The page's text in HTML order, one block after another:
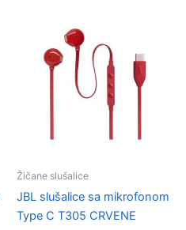
Žičane slušalice
JBL slušalice sa mikrofonom
Type C T305 CRVENE